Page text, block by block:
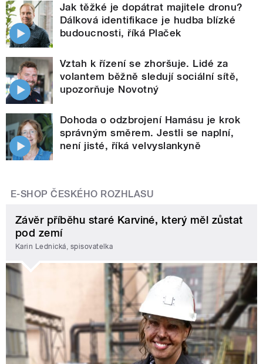
Jak těžké je dopátrat majitele dronu?
Dálková identifikace je hudba blízké
budoucnosti, říká Plaček
Vztah k řízení se zhoršuje. Lidé za
volantem běžně sledují sociální sítě,
upozorňuje Novotný
Dohoda o odzbrojení Hamásu je krok
správným směrem. Jestli se naplní,
není jisté, říká velvyslankyně
E-SHOP ČESKÉHO ROZHLASU
Závěr příběhu staré Karviné, který měl zůstat
pod zemí
Karin Lednická, spisovatelka